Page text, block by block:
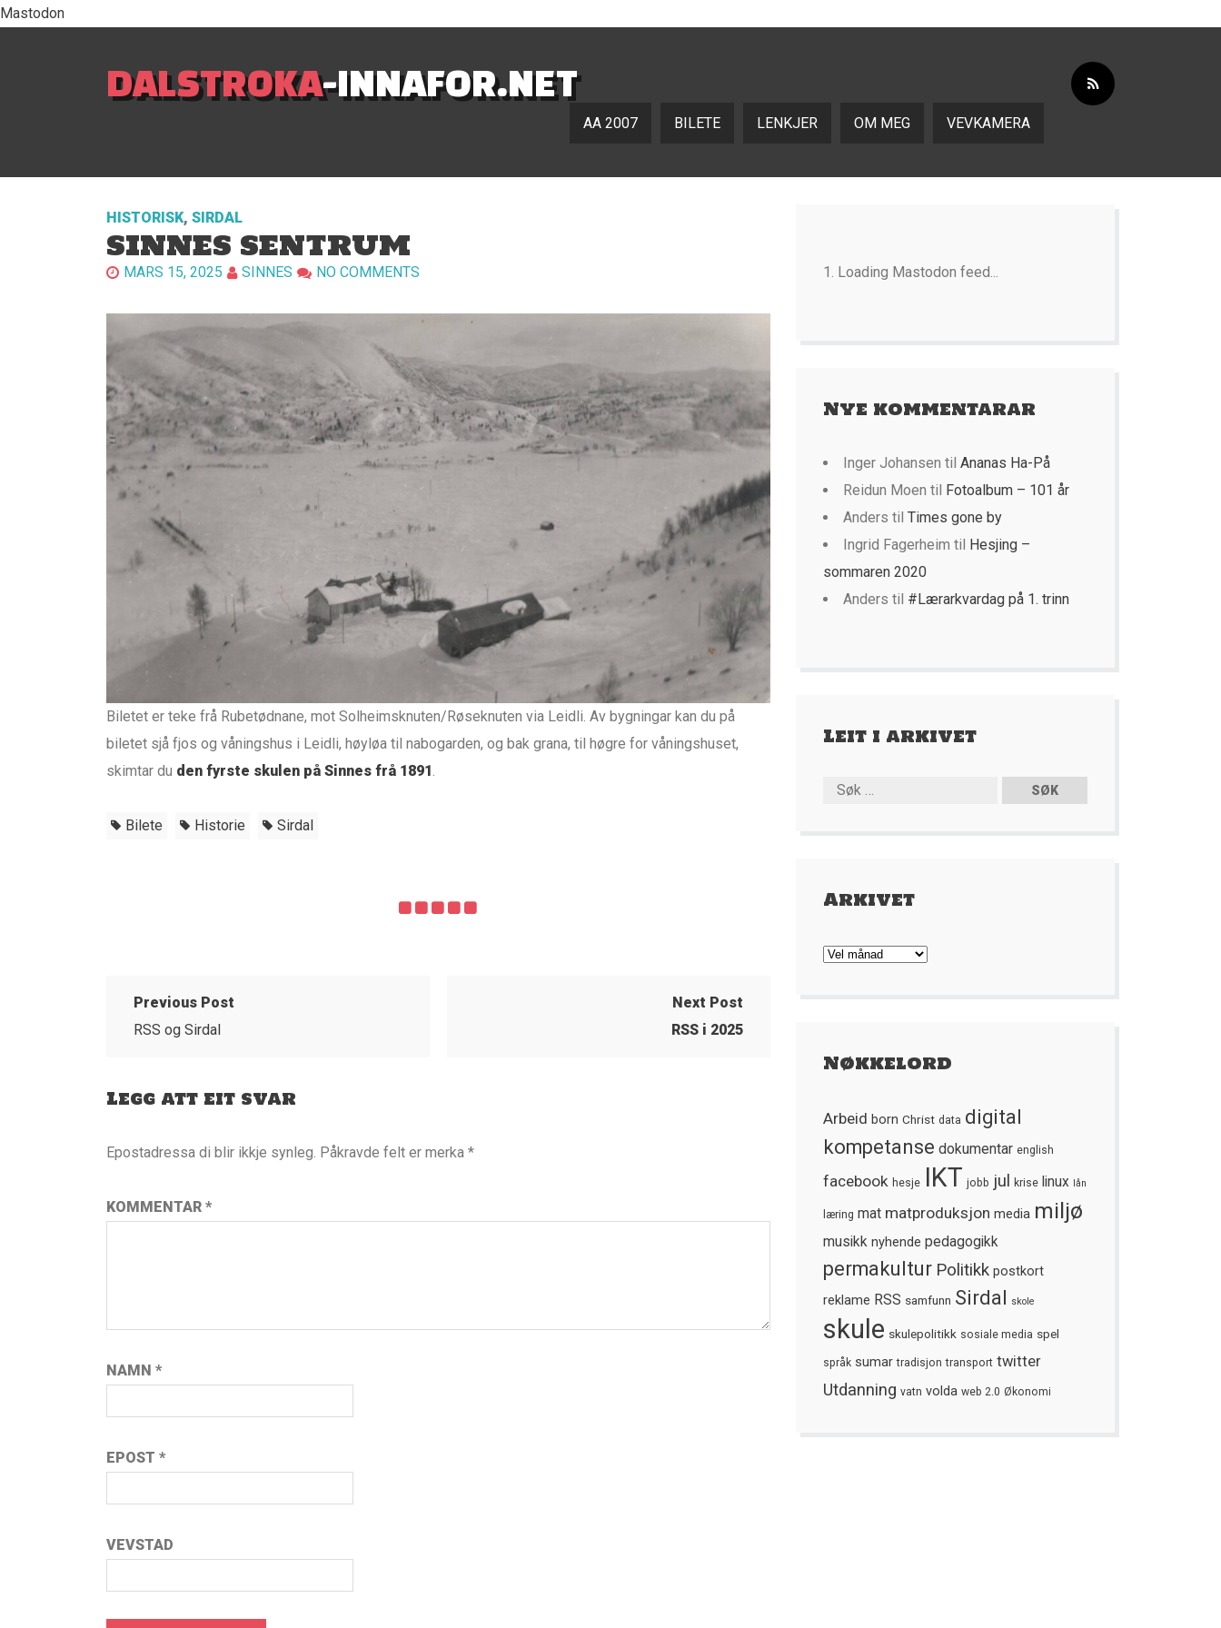
Mastodon
DALSTROKA-INNAFOR.NET
AA 2007 BILETE LENKJER OM MEG VEVKAMERA
HISTORISK, SIRDAL
SINNES SENTRUM
MARS 15, 2025 SINNES NO COMMENTS
Biletet er teke frå Rubetødnane, mot Solheimsknuten/Røseknuten via Leidli. Av bygningar kan du på
biletet sjå fjos og våningshus i Leidli, høyløa til nabogarden, og bak grana, til høgre for våningshuset,
skimtar du den fyrste skulen på Sinnes frå 1891
Bilete Historie Sirdal
Previous Post
RSS og Sirdal
Next Post
RSS i 2025
Legg att eit svar
Epostadressa di blir ikkje synleg. Påkravde felt er merka *
KOMMENTAR *
NAMN *
EPOST *
VEVSTAD
Loading Mastodon feed...
Nye kommentarar
Inger Johansen til Ananas Ha-På
Reidun Moen til Fotoalbum – 101 år
Anders til Times gone by
Ingrid Fagerheim til Hesjing –
sommaren 2020
Anders til #Lærarkvardag på 1. trinn
Leit i arkivet
Arkivet
Arkivet
Nøkkelord
Arbeid born Christ data digital
kompetanse dokumentar english
facebook hesje IKT jobb jul krise linux lån
læring mat matproduksjon media miljø
musikk nyhende pedagogikk
permakultur Politikk postkort
reklame RSS samfunn Sirdal skole
skule skulepolitikk sosiale media spel
språk sumar tradisjon transport twitter
Utdanning vatn volda web 2.0 Økonomi